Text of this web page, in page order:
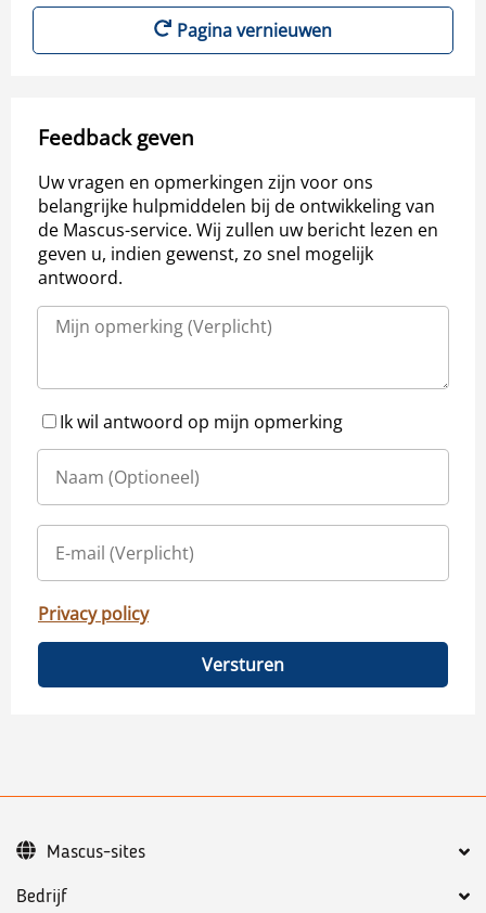
Pagina vernieuwen
Feedback geven
Uw vragen en opmerkingen zijn voor ons
belangrijke hulpmiddelen bij de ontwikkeling van
de Mascus-service. Wij zullen uw bericht lezen en
geven u, indien gewenst, zo snel mogelijk
antwoord.
Ik wil antwoord op mijn opmerking
Privacy policy
Versturen
Bedrijf
Mascus-sites